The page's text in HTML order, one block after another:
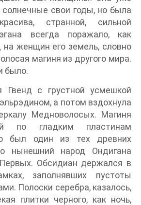
свои годы, но была
странной, сильной
всегда поражало, как
на женщин его земель, словно
магиня из другого мира.
было.
Гвенд с грустной усмешкой
а потом вздохнула
Медноволосых. Магиня
по гладким пластинам
был один из тех древних
нынешний народ Ондигана
Обсидиан держался в
заполнявших пустоты
Полоски серебра, казалось,
плитки черного, как ночь,